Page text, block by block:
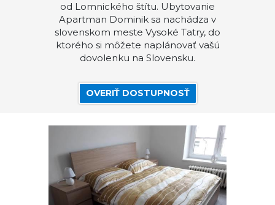
od Lomnického štítu. Ubytovanie
Apartman Dominik sa nachádza v
slovenskom meste Vysoké Tatry, do
ktorého si môžete naplánovať vašú
dovolenku na Slovensku.
OVERIŤ DOSTUPNOSŤ